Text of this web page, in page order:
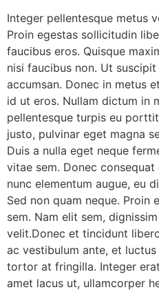
Integer pellentesque metus
Proin egestas sollicitudin
faucibus eros. Quisque
nisi faucibus non. Ut
accumsan. Donec in metus
id ut eros. Nullam dictum in
pellentesque turpis eu
justo, pulvinar eget magna
Duis a nulla eget neque
vitae sem. Donec
nunc elementum augue, eu
Sed non quam neque. Proin
sem. Nam elit sem,
velit.Donec et tincidunt
ac vestibulum ante, et
tortor at fringilla. Integer
amet lacus ut, ullamcorper